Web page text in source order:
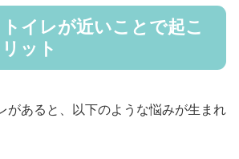
イレが近いことで起こ
ット
があると、以下のような悩みが生まれ